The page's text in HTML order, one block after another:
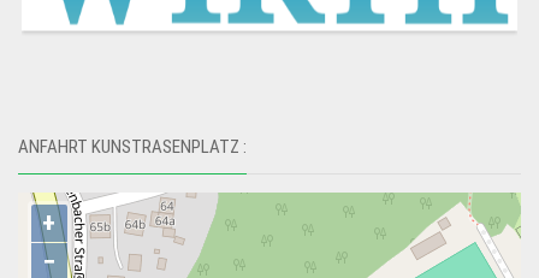
ANFAHRT KUNSTRASENPLATZ :
+
−